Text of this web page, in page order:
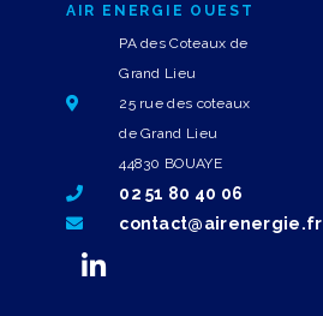
AIR ENERGIE OUEST
PA des Coteaux de
Grand Lieu
25 rue des coteaux
de Grand Lieu
44830 BOUAYE
02 51 80 40 06
contact@airenergie.fr